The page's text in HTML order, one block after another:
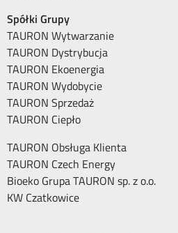
Spółki Grupy
TAURON Wytwarzanie
TAURON Dystrybucja
TAURON Ekoenergia
TAURON Wydobycie
TAURON Sprzedaż
TAURON Ciepło
TAURON Obsługa Klienta
TAURON Czech Energy
Bioeko Grupa TAURON sp. z o.o.
KW Czatkowice